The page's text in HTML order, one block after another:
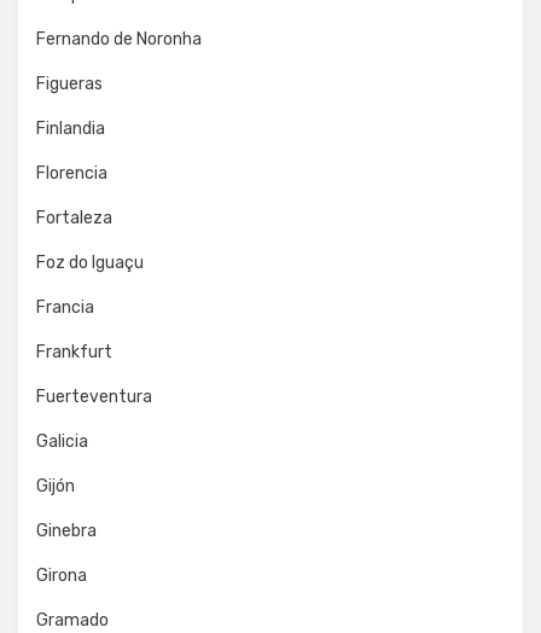
Fernando de Noronha
Figueras
Finlandia
Florencia
Fortaleza
Foz do Iguaçu
Francia
Frankfurt
Fuerteventura
Galicia
Gijón
Ginebra
Girona
Gramado